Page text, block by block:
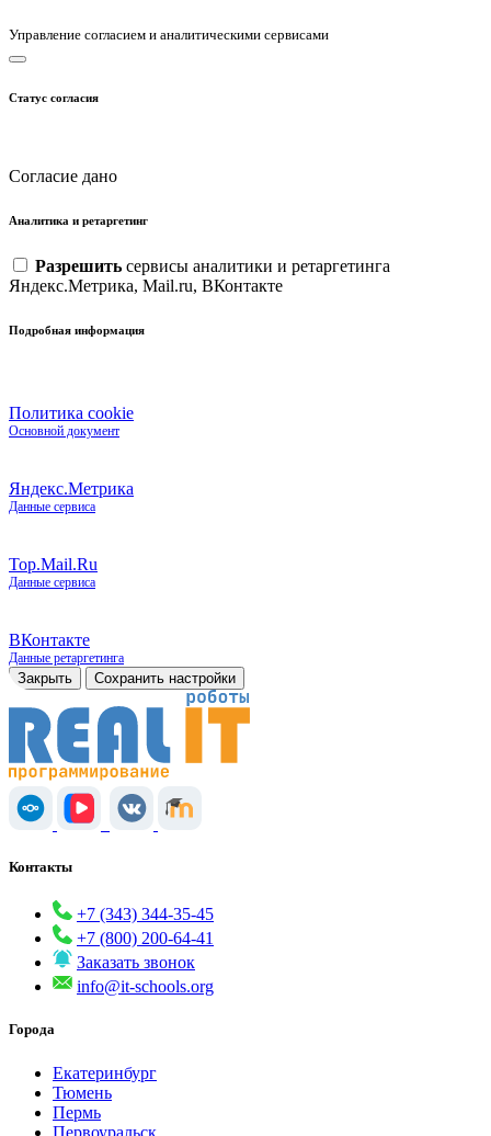
Управление согласием и аналитическими сервисами
Статус согласия
Согласие дано
Аналитика и ретаргетинг
Разрешить сервисы аналитики и ретаргетинга
Яндекс.Метрика, Mail.ru, ВКонтакте
Подробная информация
Политика cookie
Основной документ
Яндекс.Метрика
Данные сервиса
Top.Mail.Ru
Данные сервиса
ВКонтакте
Данные ретаргетинга
Закрыть Сохранить настройки
Контакты
+7 (343) 344-35-45
+7 (800) 200-64-41
Заказать звонок
info@it-schools.org
Города
Екатеринбург
Тюмень
Пермь
Первоуральск